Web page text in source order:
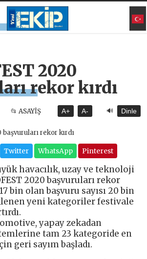
2020
rekor kırdı
📂 ASAYİŞ A+ A- 🔊 Dinle
Twitter WhatsApp Pinterest
havacılık, uzay ve teknoloji
2020 başvuruları rekor
bin olan başvuru sayısı 20 bin
yeni kategoriler festivale
yapay zekadan
tam 23 kategoride en
geri sayım başladı.